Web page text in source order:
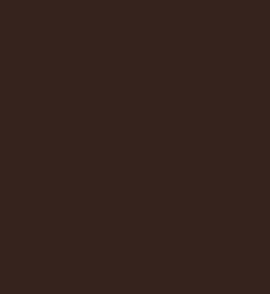
CACAO GIRONA exigirá el
En el caso de mayores de catorce
¿Qué medidas de
CASA CACAO GIRONA ha